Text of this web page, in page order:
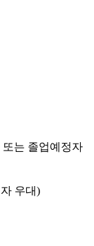
는 졸업예정자
우대)